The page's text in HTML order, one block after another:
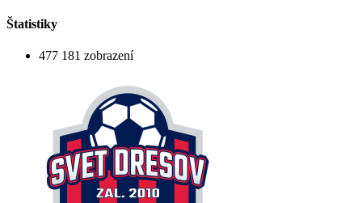
Štatistiky
477 181 zobrazení